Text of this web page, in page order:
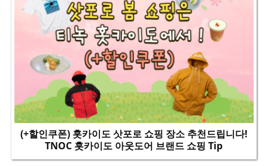
(+할인쿠폰) 홋카이도 삿포로 쇼핑 장소 추천드립니다!
TNOC 홋카이도 아웃도어 브랜드 쇼핑 Tip